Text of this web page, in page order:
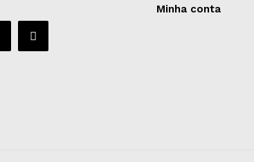
Minha conta